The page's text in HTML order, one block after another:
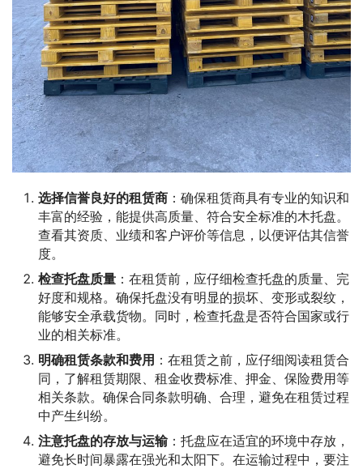
选择信誉良好的租赁商 ：确保租赁商具有专业的知识和
丰富的经验，能提供高质量、符合安全标准的木托盘。
查看其资质、业绩和客户评价等信息，以便评估其信誉
度。
检查托盘质量 ：在租赁前，应仔细检查托盘的质量、完
好度和规格。确保托盘没有明显的损坏、变形或裂纹，
能够安全承载货物。同时，检查托盘是否符合国家或行
业的相关标准。
明确租赁条款和费用 ：在租赁之前，应仔细阅读租赁合
同，了解租赁期限、租金收费标准、押金、保险费用等
相关条款。确保合同条款明确、合理，避免在租赁过程
中产生纠纷。
注意托盘的存放与运输：托盘应在适宜的环境中存放，
避免长时间暴露在强光和太阳下。在运输过程中，要注